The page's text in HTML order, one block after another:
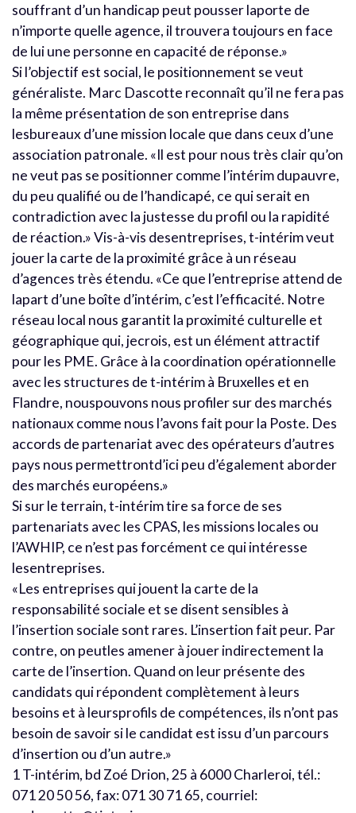
souffrant d’un handicap peut pousser laporte de
n’importe quelle agence, il trouvera toujours en face
de lui une personne en capacité de réponse.»
Si l’objectif est social, le positionnement se veut
généraliste. Marc Dascotte reconnaît qu’il ne fera pas
la même présentation de son entreprise dans
lesbureaux d’une mission locale que dans ceux d’une
association patronale. «Il est pour nous très clair qu’on
ne veut pas se positionner comme l’intérim dupauvre,
du peu qualifié ou de l’handicapé, ce qui serait en
contradiction avec la justesse du profil ou la rapidité
de réaction.» Vis-à-vis desentreprises, t-intérim veut
jouer la carte de la proximité grâce à un réseau
d’agences très étendu. «Ce que l’entreprise attend de
lapart d’une boîte d’intérim, c’est l’efficacité. Notre
réseau local nous garantit la proximité culturelle et
géographique qui, jecrois, est un élément attractif
pour les PME. Grâce à la coordination opérationnelle
avec les structures de t-intérim à Bruxelles et en
Flandre, nouspouvons nous profiler sur des marchés
nationaux comme nous l’avons fait pour la Poste. Des
accords de partenariat avec des opérateurs d’autres
pays nous permettrontd’ici peu d’également aborder
des marchés européens.»
Si sur le terrain, t-intérim tire sa force de ses
partenariats avec les CPAS, les missions locales ou
l’AWHIP, ce n’est pas forcément ce qui intéresse
lesentreprises.
«Les entreprises qui jouent la carte de la
responsabilité sociale et se disent sensibles à
l’insertion sociale sont rares. L’insertion fait peur. Par
contre, on peutles amener à jouer indirectement la
carte de l’insertion. Quand on leur présente des
candidats qui répondent complètement à leurs
besoins et à leursprofils de compétences, ils n’ont pas
besoin de savoir si le candidat est issu d’un parcours
d’insertion ou d’un autre.»
1 T-intérim, bd Zoé Drion, 25 à 6000 Charleroi, tél.:
071 20 50 56, fax: 071 30 71 65, courriel: